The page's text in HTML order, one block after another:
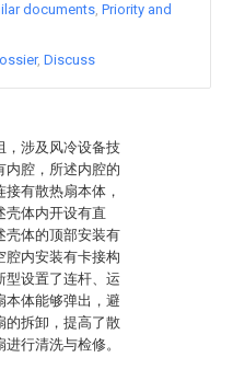
，涉及风冷设备技
内腔，所述内腔的
有散热扇本体，
壳体内开设有直
壳体的顶部安装有
腔内安装有卡接构
型设置了连杆、运
本体能够弹出，避
的拆卸，提高了散
行清洗与检修。
documents Priority and
Discuss